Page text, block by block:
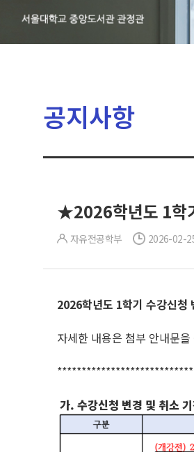
공지사항
★2026학년도 1학
자유전공학부 2026-02-
2026학년도 1학기 수강신청
자세한 내용은 첨부 안내문
가. 수강신청 변경 및 취소